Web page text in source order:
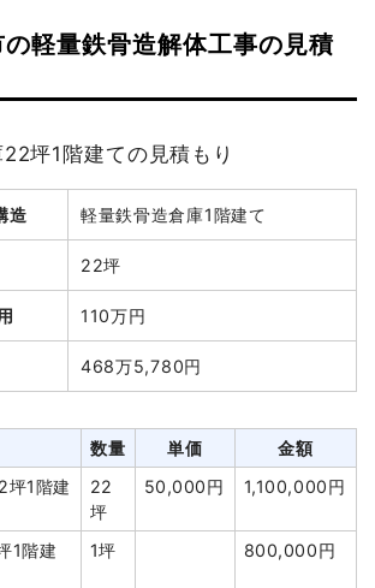
造
用 64万2,000円
137万7,000円
て
18坪 35,667円
642,000円
160m² 850円
227,000円
70,000円
0円
軽量鉄骨造解体工事の見積
坪1階建ての見積もり
造 軽量鉄骨造倉庫1階建て
22坪
110万円
468万5,780円
数量 単価
金額
坪1階建
22
坪
50,000円 1,100,000円
1階建
1坪 800,000円